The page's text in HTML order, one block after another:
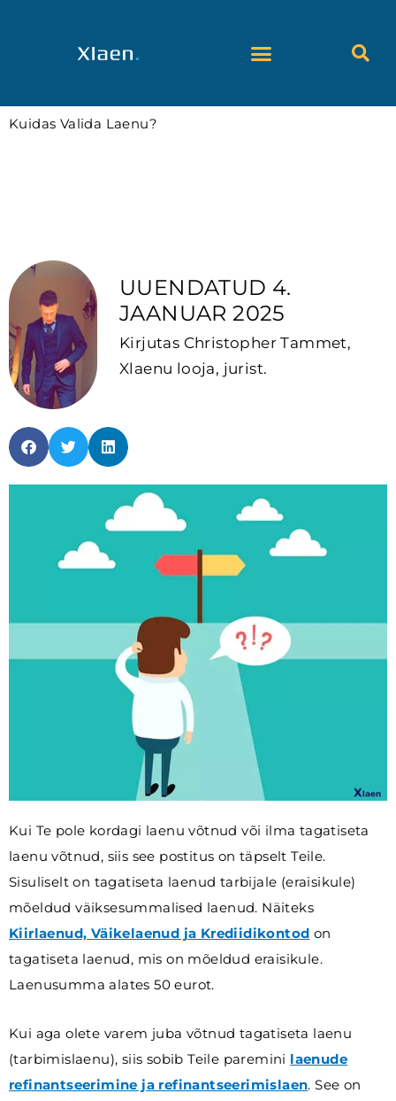
Kuidas Valida Laenu?
UUENDATUD 4.
JAANUAR 2025
Kirjutas Christopher Tammet,
Xlaenu looja, jurist.
Kui Te pole kordagi laenu võtnud või ilma tagatiseta
laenu võtnud, siis see postitus on täpselt Teile.
Sisuliselt on tagatiseta laenud tarbijale (eraisikule)
mõeldud väiksesummalised laenud. Näiteks
Kiirlaenud, Väikelaenud ja Krediidikontod on
tagatiseta laenud, mis on mõeldud eraisikule.
Laenusumma alates 50 eurot.
Kui aga olete varem juba võtnud tagatiseta laenu
(tarbimislaenu), siis sobib Teile paremini laenude
refinantseerimine ja refinantseerimislaen. See on